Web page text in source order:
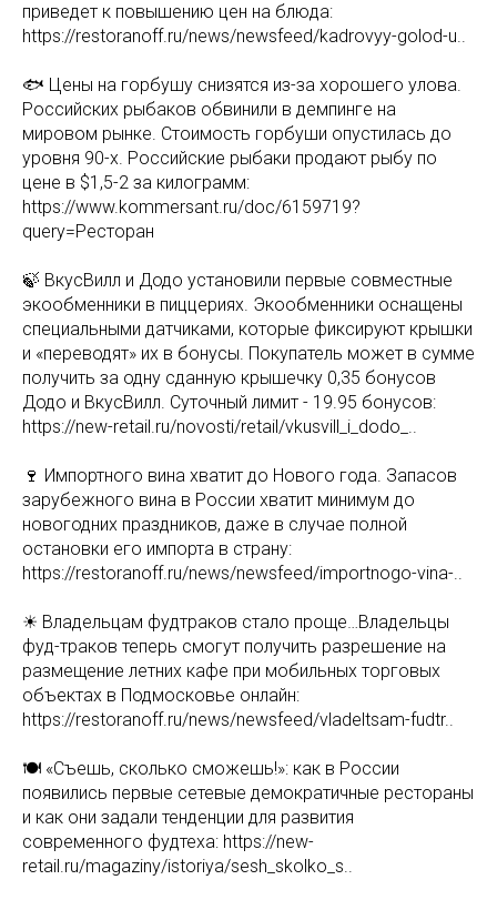
приведет к повышению цен на блюда:
https://restoranoff.ru/news/newsfeed/kadrovyy-golod-u..
🐟 Цены на горбушу снизятся из-за хорошего улова.
Российских рыбаков обвинили в демпинге на
мировом рынке. Стоимость горбуши опустилась до
уровня 90-х. Российские рыбаки продают рыбу по
цене в $1,5-2 за килограмм:
https://www.kommersant.ru/doc/6159719?
query=Ресторан
🍃 ВкусВилл и Додо установили первые совместные
экообменники в пиццериях. Экообменники оснащены
специальными датчиками, которые фиксируют крышки
и «переводят» их в бонусы. Покупатель может в сумме
получить за одну сданную крышечку 0,35 бонусов
Додо и ВкусВилл. Суточный лимит - 19.95 бонусов:
https://new-retail.ru/novosti/retail/vkusvill_i_dodo_..
🍷 Импортного вина хватит до Нового года. Запасов
зарубежного вина в России хватит минимум до
новогодних праздников, даже в случае полной
остановки его импорта в страну:
https://restoranoff.ru/news/newsfeed/importnogo-vina-..
☀ Владельцам фудтраков стало проще…Владельцы
фуд-траков теперь смогут получить разрешение на
размещение летних кафе при мобильных торговых
объектах в Подмосковье онлайн:
https://restoranoff.ru/news/newsfeed/vladeltsam-fudtr..
🍽 «Съешь, сколько сможешь!»: как в России
появились первые сетевые демократичные рестораны
и как они задали тенденции для развития
современного фудтеха: https://new-
retail.ru/magaziny/istoriya/sesh_skolko_s..